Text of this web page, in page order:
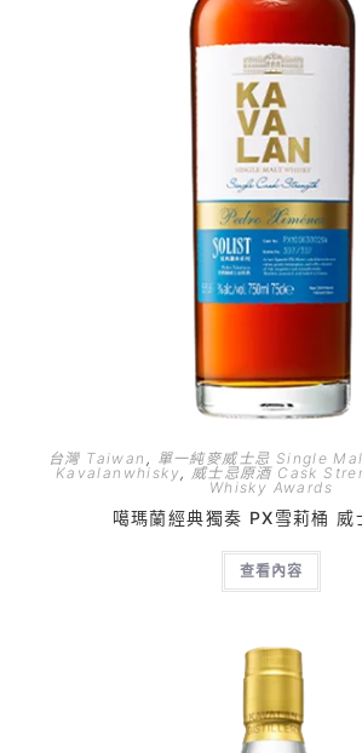
台灣 Taiwan , 單一純麥威士忌 Single
Kavalanwhisky, 威士忌原酒 Cask
Whisky Awards
噶瑪蘭經典獨奏 PX雪莉桶 威
查看內容